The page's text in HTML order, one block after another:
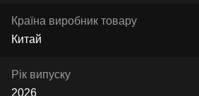
Країна виробник товару
Китай
Рік випуску
2026